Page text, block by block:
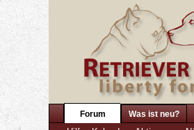
Forum Was ist neu?